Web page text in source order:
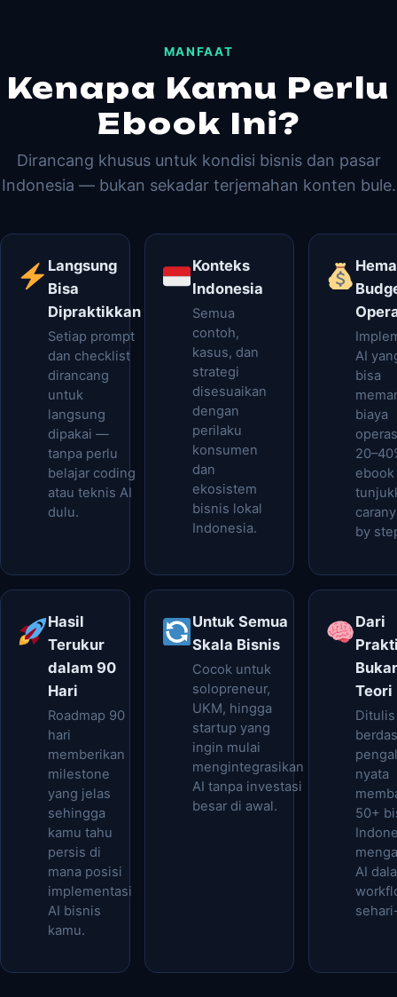
MANFAAT
Kenapa Kamu Perlu
Ebook Ini?
Dirancang khusus untuk kondisi bisnis dan pasar
Indonesia — bukan sekadar terjemahan konten bule.
Langsung
Bisa
Dipraktikkan
Setiap prompt
dan checklist
dirancang
untuk
langsung
dipakai —
tanpa perlu
belajar coding
atau teknis AI
dulu.
Konteks
Indonesia
Semua
contoh,
kasus, dan
strategi
disesuaikan
dengan
perilaku
konsumen
dan
ekosistem
bisnis lokal
Indonesia.
AI
bisa
biaya
by
Hasil
Terukur
dalam 90
Hari
Roadmap 90
hari
memberikan
milestone
yang jelas
sehingga
kamu tahu
persis di
mana posisi
implementasi
AI bisnis
kamu.
Untuk Semua
Skala Bisnis
Cocok untuk
solopreneur,
UKM, hingga
startup yang
ingin mulai
mengintegrasikan
AI tanpa investasi
besar di awal.
Dari
Teori
Ditulis
nyata
50+
AI